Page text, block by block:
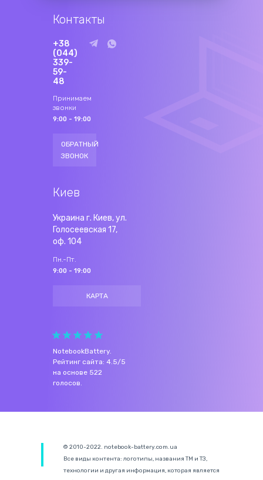
Контакты
+38
(044)
339-
59-
48
Принимаем
звонки
9:00 - 19:00
ОБРАТНЫЙ
ЗВОНОК
Киев
Украина г. Киев, ул.
Голосеевская 17,
оф. 104
Пн.-Пт.
9:00 - 19:00
КАРТА
NotebookBattery.
Рейтинг сайта: 4.5/5
на основе 522
голосов.
© 2010-2022. notebook-battery.com.ua
Все виды контента: логотипы, названия ТМ и ТЗ,
технологии и другая информация, которая является